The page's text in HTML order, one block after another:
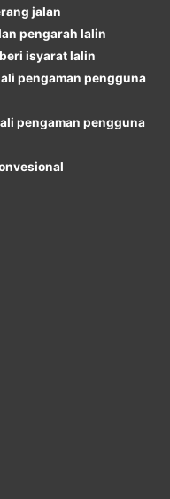
jalan
pengarah lalin
isyarat lalin
pengaman pengguna
pengaman pengguna